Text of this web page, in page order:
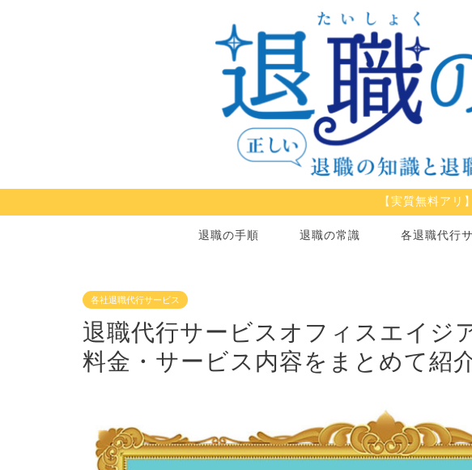
【実質無料ア
退職の手順 退職の常識 各退職代行
各社退職代行サービス
退職代行サービスオフィスエイジ
料金・サービス内容をまとめて紹